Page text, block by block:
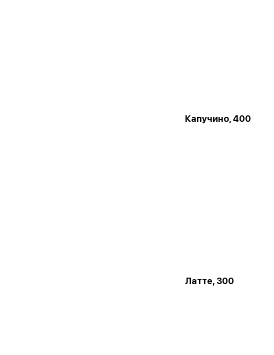
Капучино, 400
Латте, 300